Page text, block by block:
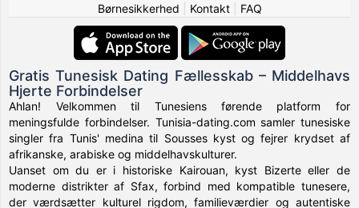
Børnesikkerhed
Kontakt| FAQ
Gratis Tunesisk Dating Fællesskab – Middelhavs
Hjerte Forbindelser
Ahlan! Velkommen til Tunesiens førende platform for
meningsfulde forbindelser. Tunisia-dating.com samler tunesiske
singler fra Tunis' medina til Sousses kyst og fejrer krydset af
afrikanske, arabiske og middelhavskulturer.
Uanset om du er i historiske Kairouan, kyst Bizerte eller de
moderne distrikter af Sfax, forbind med kompatible tunesere,
der værdsætter kulturel rigdom, familieværdier og autentiske